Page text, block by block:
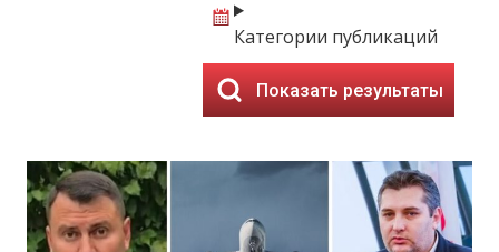
Категории публикаций
Показать результаты